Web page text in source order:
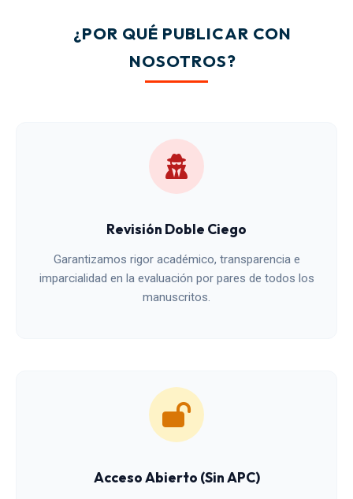
¿POR QUÉ PUBLICAR CON
NOSOTROS?
Revisión Doble Ciego
Garantizamos rigor académico, transparencia e
imparcialidad en la evaluación por pares de todos los
manuscritos.
Acceso Abierto (Sin APC)